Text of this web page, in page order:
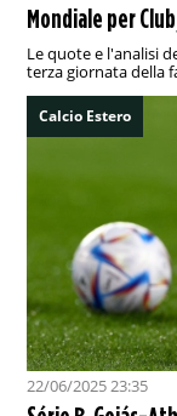
Mondiale per
Le quote e l'analisi
terza giornata della
Calcio Estero
22/06/2025 23:35